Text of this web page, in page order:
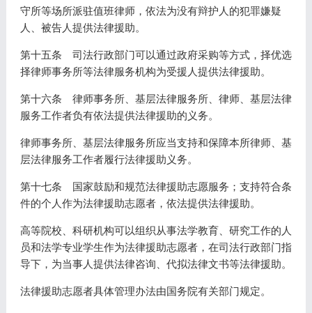
守所等场所派驻值班律师，依法为没有辩护人的犯罪嫌疑
人、被告人提供法律援助。
第十五条 司法行政部门可以通过政府采购等方式，择优选
择律师事务所等法律服务机构为受援人提供法律援助。
第十六条 律师事务所、基层法律服务所、律师、基层法律
服务工作者负有依法提供法律援助的义务。
律师事务所、基层法律服务所应当支持和保障本所律师、基
层法律服务工作者履行法律援助义务。
第十七条 国家鼓励和规范法律援助志愿服务；支持符合条
件的个人作为法律援助志愿者，依法提供法律援助。
高等院校、科研机构可以组织从事法学教育、研究工作的人
员和法学专业学生作为法律援助志愿者，在司法行政部门指
导下，为当事人提供法律咨询、代拟法律文书等法律援助。
法律援助志愿者具体管理办法由国务院有关部门规定。